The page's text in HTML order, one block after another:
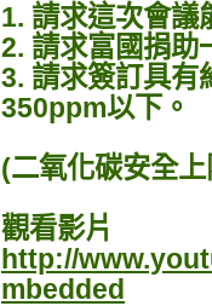
1. 請求這次會議
2. 請求富國捐助
3. 請求簽訂具有
350ppm以下。
(二氧化碳安全
觀看影片
http://
mbedded